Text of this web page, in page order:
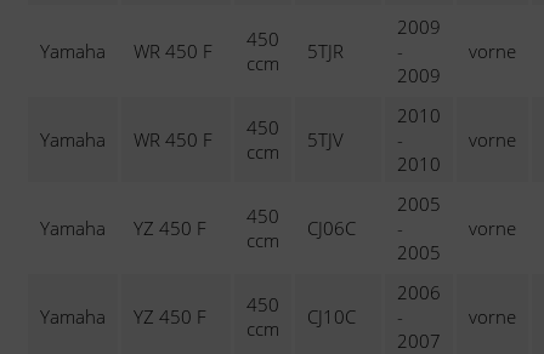
Yamaha WR 450 F
450
ccm
5TJR
2009
-
2009
vorne
Yamaha WR 450 F
450
ccm
5TJV
2010
-
2010
vorne
Yamaha YZ 450 F
450
ccm
CJ06C
2005
-
2005
vorne
Yamaha YZ 450 F
450
ccm
CJ10C
2006
-
2007
vorne